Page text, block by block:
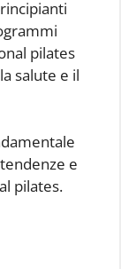
pilates
salute e il
e
pilates.